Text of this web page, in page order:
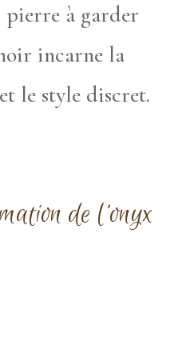
à garder
incarne la
le style discret.
de l’onyx